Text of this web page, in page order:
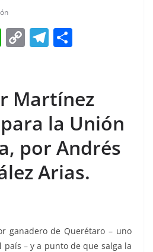
W
s
A
p
p
C
y
Li
n
k
T
gr
a
m
e
Martínez
la Unión
por Andrés
Arias.
ganadero de Querétaro – uno
país – y a punto de que salga la